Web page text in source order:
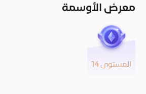
معرض الأوسمة
المستوى 14